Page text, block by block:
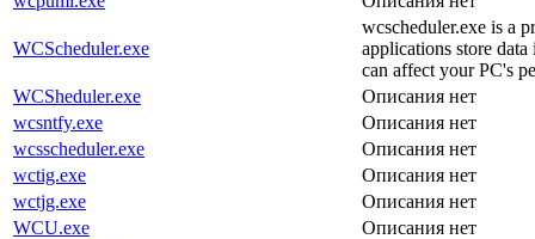
WCScheduler.exe
wcscheduler.exe is a
applications store
can affect your PC's
WCSheduler.exe
Описания нет
wcsntfy.exe
Описания нет
wcsscheduler.exe
Описания нет
wctig.exe
Описания нет
wctjg.exe
Описания нет
WCU.exe
Описания нет